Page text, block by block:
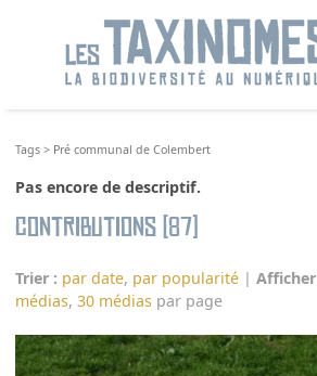
Tags > Pré communal de Colembert
Pas encore de descriptif.
Contributions (87)
Trier : par date, par popularité |Afficher
médias,30 médias par page